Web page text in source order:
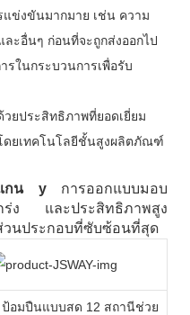
ข่งขันมากมาย เช่น ความ
ะอื่นๆ ก่อนที่จะถูกส่งออกไป
รในกระบวนการเพื่อรับ
ประสิทธิภาพที่ยอดเยี่ยม
ดยเทคโนโลยีชั้นสูงผลิตภัณฑ์
แกน y การออกแบบมอบ
ง และประสิทธิภาพสูง
วนประกอบที่ซับซ้อนที่สุด
ป้อมปืนแบบสด 12 สถานีช่วย